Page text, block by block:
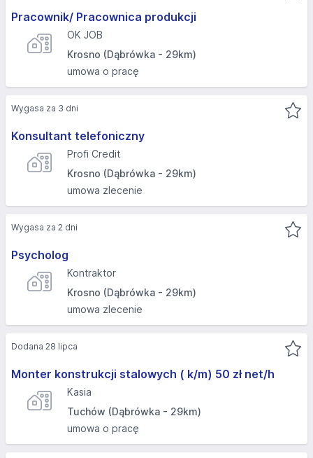
Pracownik/ Pracownica produkcji
OK JOB
Krosno (Dąbrówka - 29km)
umowa o pracę
Konsultant telefoniczny
Profi Credit
Krosno (Dąbrówka - 29km)
umowa zlecenie
Wygasa za 3 dni
Psycholog
Kontraktor
Krosno (Dąbrówka - 29km)
umowa zlecenie
Wygasa za 2 dni
Monter konstrukcji stalowych ( k/m) 50 zł net/h
Kasia
Tuchów (Dąbrówka - 29km)
umowa o pracę
Dodana 28 lipca